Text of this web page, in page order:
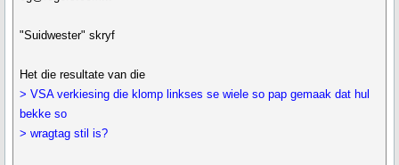
"Suidwester" skryf
Het die resultate van die
> VSA verkiesing die klomp linkses se wiele so pap gemaak dat hul
bekke so
> wragtag stil is?